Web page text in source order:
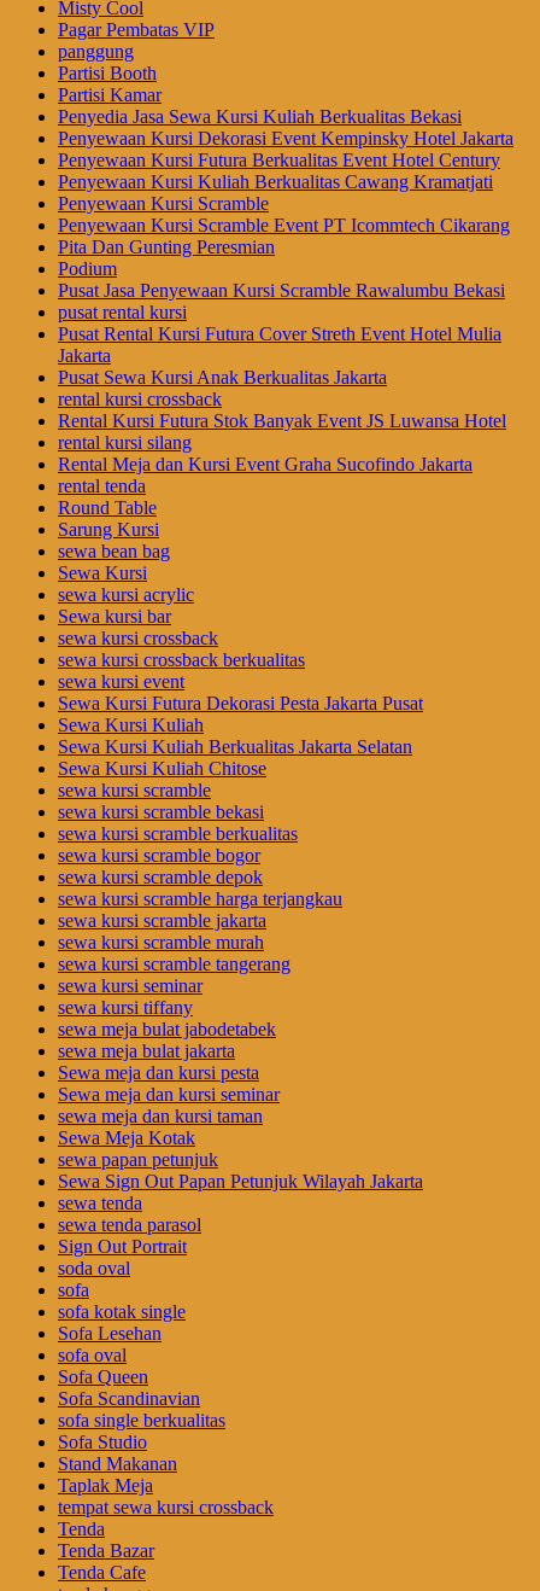
Misty Cool
Pagar Pembatas VIP
panggung
Partisi Booth
Partisi Kamar
Penyedia Jasa Sewa Kursi Kuliah Berkualitas Bekasi
Penyewaan Kursi Dekorasi Event Kempinsky Hotel Jakarta
Penyewaan Kursi Futura Berkualitas Event Hotel Century
Penyewaan Kursi Kuliah Berkualitas Cawang Kramatjati
Penyewaan Kursi Scramble
Penyewaan Kursi Scramble Event PT Icommtech Cikarang
Pita Dan Gunting Peresmian
Podium
Pusat Jasa Penyewaan Kursi Scramble Rawalumbu Bekasi
pusat rental kursi
Pusat Rental Kursi Futura Cover Streth Event Hotel Mulia
Jakarta
Pusat Sewa Kursi Anak Berkualitas Jakarta
rental kursi crossback
Rental Kursi Futura Stok Banyak Event JS Luwansa Hotel
rental kursi silang
Rental Meja dan Kursi Event Graha Sucofindo Jakarta
rental tenda
Round Table
Sarung Kursi
sewa bean bag
Sewa Kursi
sewa kursi acrylic
Sewa kursi bar
sewa kursi crossback
sewa kursi crossback berkualitas
sewa kursi event
Sewa Kursi Futura Dekorasi Pesta Jakarta Pusat
Sewa Kursi Kuliah
Sewa Kursi Kuliah Berkualitas Jakarta Selatan
Sewa Kursi Kuliah Chitose
sewa kursi scramble
sewa kursi scramble bekasi
sewa kursi scramble berkualitas
sewa kursi scramble bogor
sewa kursi scramble depok
sewa kursi scramble harga terjangkau
sewa kursi scramble jakarta
sewa kursi scramble murah
sewa kursi scramble tangerang
sewa kursi seminar
sewa kursi tiffany
sewa meja bulat jabodetabek
sewa meja bulat jakarta
Sewa meja dan kursi pesta
Sewa meja dan kursi seminar
sewa meja dan kursi taman
Sewa Meja Kotak
sewa papan petunjuk
Sewa Sign Out Papan Petunjuk Wilayah Jakarta
sewa tenda
sewa tenda parasol
Sign Out Portrait
soda oval
sofa
sofa kotak single
Sofa Lesehan
sofa oval
Sofa Queen
Sofa Scandinavian
sofa single berkualitas
Sofa Studio
Stand Makanan
Taplak Meja
tempat sewa kursi crossback
Tenda
Tenda Bazar
Tenda Cafe